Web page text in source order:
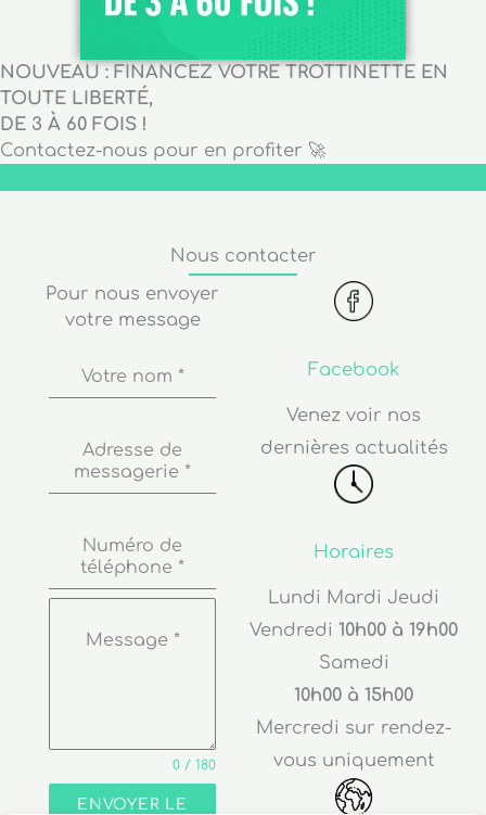
NOUVEAU : FINANCEZ VOTRE TROTTINETTE EN
TOUTE LIBERTÉ,
DE 3 À 60 FOIS !
Contactez-nous pour en profiter 🚀
Nous contacter
Pour nous envoyer
votre message
Votre nom *
Adresse de
messagerie *
Numéro de
téléphone *
Message *
0 / 180
ENVOYER LE
Facebook
Venez voir nos
dernières actualités
Horaires
Lundi Mardi Jeudi
Vendredi 10h00 à 19h00
Samedi
10h00 à 15h00
Mercredi sur rendez-
vous uniquement